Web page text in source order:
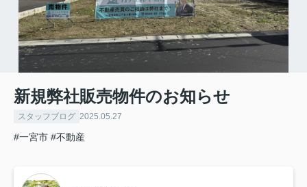
新規弊社販売物件のお知らせ
スタッフブログ 2025.05.27
#一宮市 #不動産